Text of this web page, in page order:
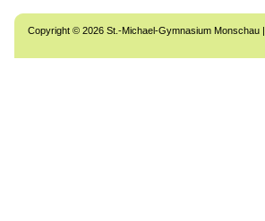
Copyright © 2026 St.-Michael-Gymnasium Monschau |